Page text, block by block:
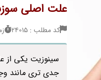
علت اصلی
کد مطلب : 24015
سینوزیت یکی
جدی تری مانند